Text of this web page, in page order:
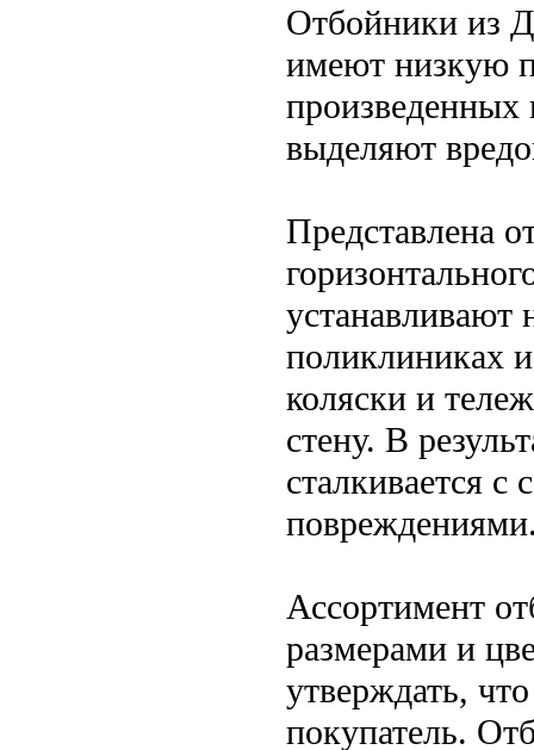
Отбойники из
имеют низкую
выделяют
Представлена
устанавливают
поликлиниках
коляски и
стену. В
сталкивается
Ассортимент
размерами и
утверждать,
покупатель.